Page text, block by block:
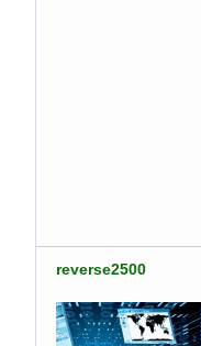
reverse2500